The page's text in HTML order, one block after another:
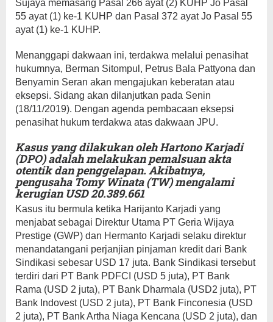
Sujaya memasang Pasal 266 ayat (2) KUHP Jo Pasal
55 ayat (1) ke-1 KUHP dan Pasal 372 ayat Jo Pasal 55
ayat (1) ke-1 KUHP.
Menanggapi dakwaan ini, terdakwa melalui penasihat
hukumnya, Berman Sitompul, Petrus Bala Pattyona dan
Benyamin Seran akan mengajukan keberatan atau
eksepsi. Sidang akan dilanjutkan pada Senin
(18/11/2019). Dengan agenda pembacaan eksepsi
penasihat hukum terdakwa atas dakwaan JPU.
Kasus yang dilakukan oleh Hartono Karjadi
(DPO) adalah melakukan pemalsuan akta
otentik dan penggelapan. Akibatnya,
pengusaha Tomy Winata (TW) mengalami
kerugian USD 20.389.661
Kasus itu bermula ketika Harijanto Karjadi yang
menjabat sebagai Direktur Utama PT Geria Wijaya
Prestige (GWP) dan Hermanto Karjadi selaku direktur
menandatangani perjanjian pinjaman kredit dari Bank
Sindikasi sebesar USD 17 juta. Bank Sindikasi tersebut
terdiri dari PT Bank PDFCI (USD 5 juta), PT Bank
Rama (USD 2 juta), PT Bank Dharmala (USD2 juta), PT
Bank Indovest (USD 2 juta), PT Bank Finconesia (USD
2 juta), PT Bank Artha Niaga Kencana (USD 2 juta), dan